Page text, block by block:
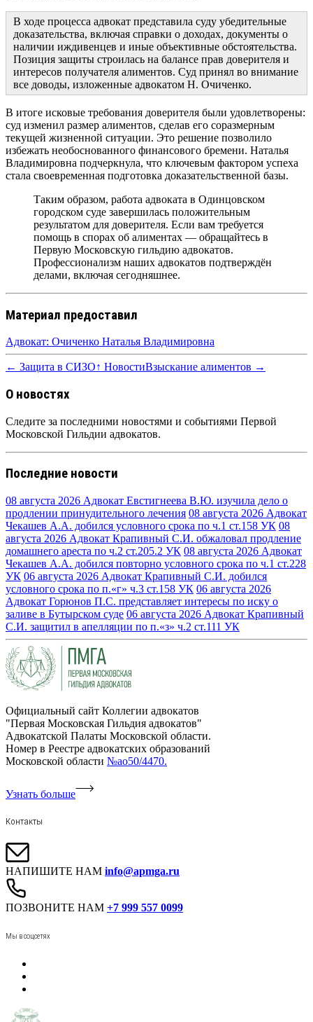
В ходе процесса адвокат представила суду убедительные
доказательства, включая справки о доходах, документы о
наличии иждивенцев и иные объективные обстоятельства.
Позиция защиты строилась на балансе прав доверителя и
интересов получателя алиментов. Суд принял во внимание
все доводы, изложенные адвокатом Н. Очиченко.
В итоге исковые требования доверителя были удовлетворены:
суд изменил размер алиментов, сделав его соразмерным
текущей жизненной ситуации. Это решение позволило
избежать необоснованного финансового бремени. Наталья
Владимировна подчеркнула, что ключевым фактором успеха
стала своевременная подготовка доказательственной базы.
Таким образом, работа адвоката в Одинцовском
городском суде завершилась положительным
результатом для доверителя. Если вам требуется
помощь в спорах об алиментах — обращайтесь в
Первую Московскую гильдию адвокатов.
Профессионализм наших адвокатов подтверждён
делами, включая сегодняшнее.
Материал предоставил
Адвокат: Очиченко Наталья Владимировна
← Защита в СИЗО↑ НовостиВзыскание алиментов →
О новостях
Следите за последними новостями и событиями Первой
Московской Гильдии адвокатов.
Последние новости
08 августа 2026 Адвокат Евстигнеева В.Ю. изучила дело о
продлении принудительного лечения 08 августа 2026 Адвокат
Чекашев А.А. добился условного срока по ч.1 ст.158 УК 08
августа 2026 Адвокат Крапивный С.И. обжаловал продление
домашнего ареста по ч.2 ст.205.2 УК 08 августа 2026 Адвокат
Чекашев А.А. добился повторно условного срока по ч.1 ст.228
УК 06 августа 2026 Адвокат Крапивный С.И. добился
условного срока по п.«г» ч.3 ст.158 УК 06 августа 2026
Адвокат Горюнов П.С. представляет интересы по иску о
заливе в Бутырском суде 06 августа 2026 Адвокат Крапивный
С.И. защитил в апелляции по п.«з» ч.2 ст.111 УК
Официальный сайт Коллегии адвокатов
"Первая Московская Гильдия адвокатов"
Адвокатской Палаты Московской области.
Номер в Реестре адвокатских образований
Московской области №ао50/4470.
Узнать больше
Контакты
НАПИШИТЕ НАМ info@apmga.ru
ПОЗВОНИТЕ НАМ +7 999 557 0099
Мы в соцсетях